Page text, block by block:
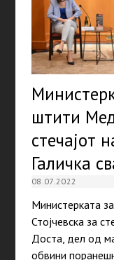
штити
стечајот
Галичка
08.07.2022
Министерката
Стојчевска за
Доста, дел од
обвини